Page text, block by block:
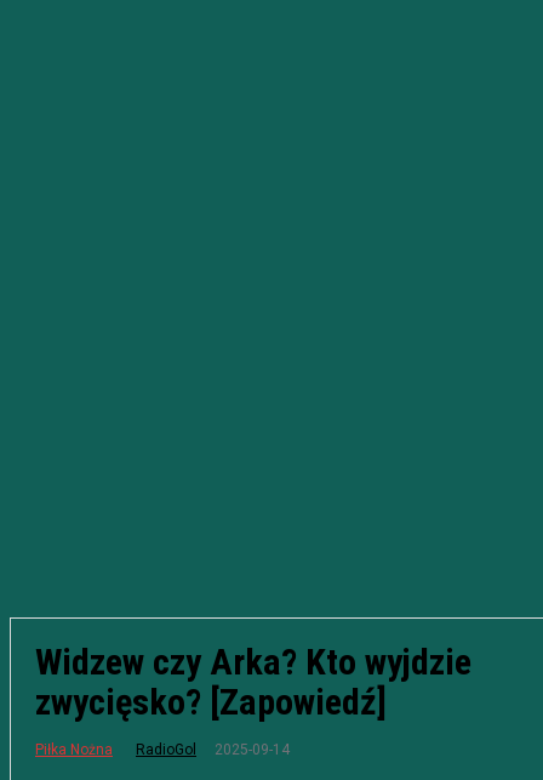
Widzew czy Arka? Kto wyjdzie
zwycięsko? [Zapowiedź]
Piłka Nożna RadioGol 2025-09-14